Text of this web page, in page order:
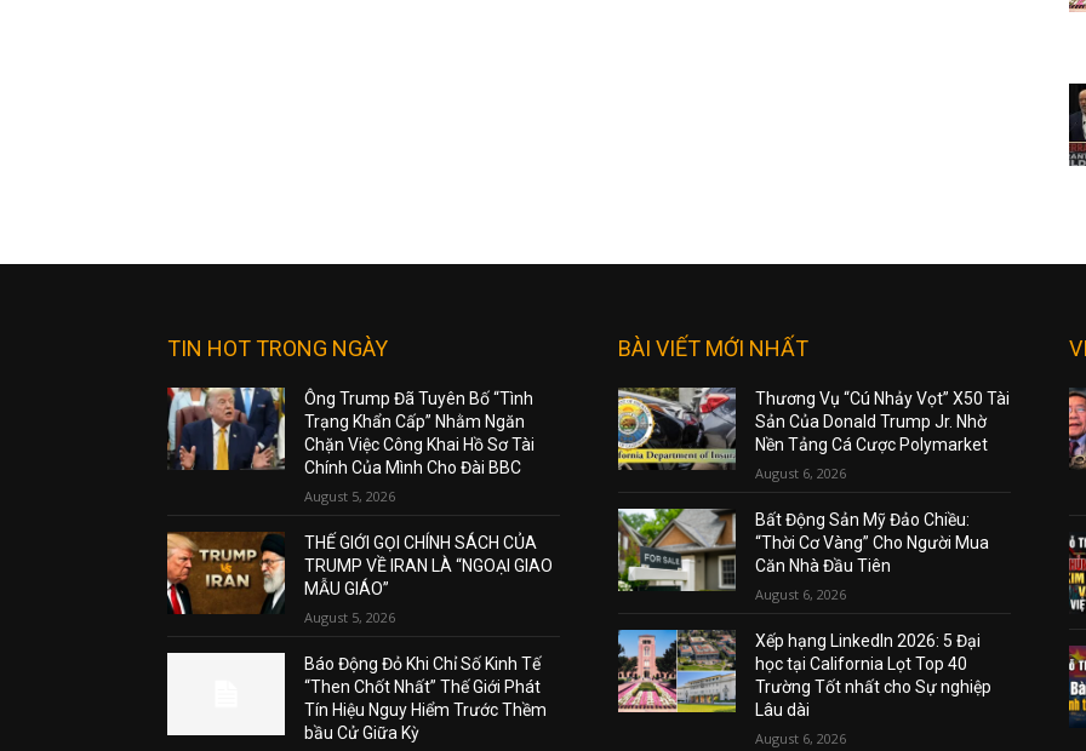
TIN HOT TRONG NGÀY
Ông Trump Đã Tuyên Bố “Tình
Trạng Khẩn Cấp” Nhằm Ngăn
Chặn Việc Công Khai Hồ Sơ Tài
Chính Của Mình Cho Đài BBC
August 5, 2026
THẾ GIỚI GỌI CHÍNH SÁCH CỦA
TRUMP VỀ IRAN LÀ “NGOẠI GIAO
MẪU GIÁO”
August 5, 2026
Báo Động Đỏ Khi Chỉ Số Kinh Tế
“Then Chốt Nhất” Thế Giới Phát
Tín Hiệu Nguy Hiểm Trước Thềm
bầu Cử Giữa Kỳ
BÀI VIẾT MỚI NHẤT
Thương Vụ “Cú Nhảy Vọt” X50 Tài
Sản Của Donald Trump Jr. Nhờ
Nền Tảng Cá Cược Polymarket
August 6, 2026
Bất Động Sản Mỹ Đảo Chiều:
“Thời Cơ Vàng” Cho Người Mua
Căn Nhà Đầu Tiên
August 6, 2026
Xếp hạng LinkedIn 2026: 5 Đại
học tại California Lọt Top 40
Trường Tốt nhất cho Sự nghiệp
Lâu dài
August 6, 2026